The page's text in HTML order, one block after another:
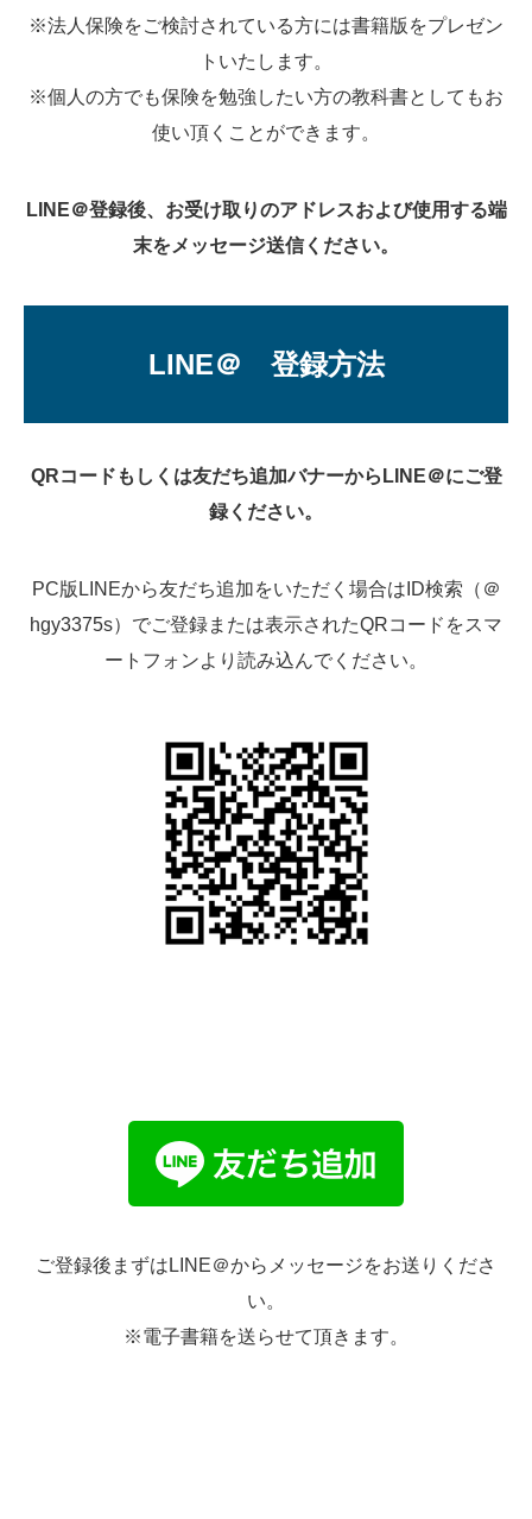
※法人保険をご検討されている方には書籍版をプレゼン
トいたします。
※個人の方でも保険を勉強したい方の教科書としてもお
使い頂くことができます。
LINE＠登録後、お受け取りのアドレスおよび使用する端
末をメッセージ送信ください。
LINE＠ 登録方法
QRコードもしくは友だち追加バナーからLINE＠にご登
録ください。
PC版LINEから友だち追加をいただく場合はID検索（＠
hgy3375s）でご登録または表示されたQRコードをスマ
ートフォンより読み込んでください。
ご登録後まずはLINE＠からメッセージをお送りくださ
い。
※電子書籍を送らせて頂きます。